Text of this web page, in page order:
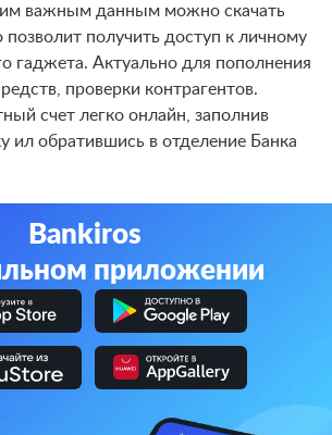
важным данным можно скачать
получить доступ к личному
гаджета. Актуально для пополнения
проверки контрагентов.
счет легко онлайн, заполнив
ил обратившись в отделение Банка
Bankiros
в мобильном приложении